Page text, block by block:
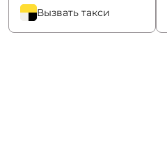
Вызвать такси